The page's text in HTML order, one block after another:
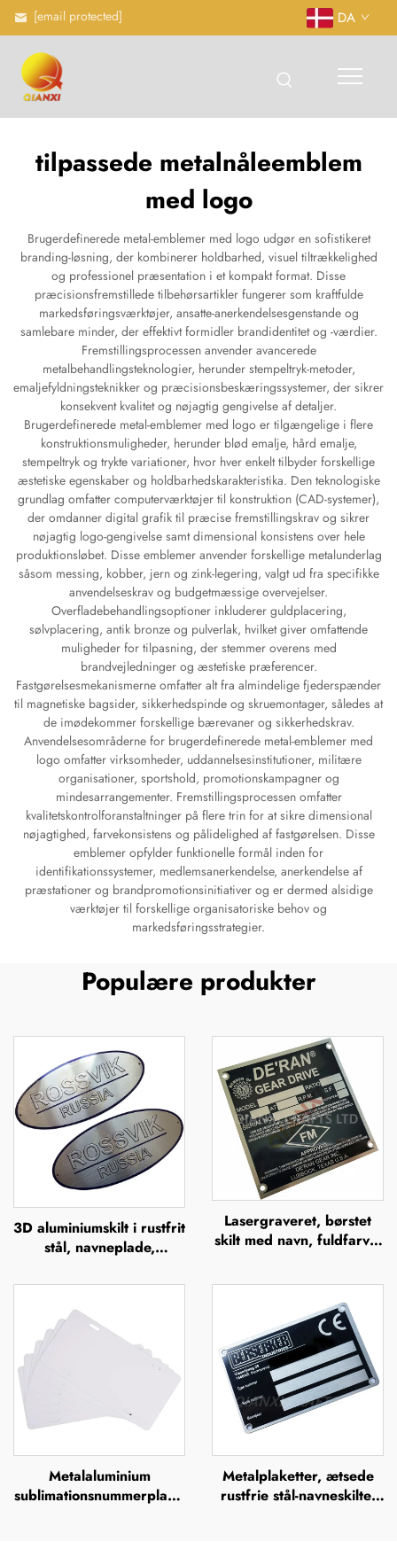
[email protected] DA
tilpassede metalnåleemblem
med logo
Brugerdefinerede metal-emblemer med logo udgør en sofistikeret
branding-løsning, der kombinerer holdbarhed, visuel tiltrækkelighed
og professionel præsentation i et kompakt format. Disse
præcisionsfremstillede tilbehørsartikler fungerer som kraftfulde
markedsføringsværktøjer, ansatte-anerkendelsesgenstande og
samlebare minder, der effektivt formidler brandidentitet og -værdier.
Fremstillingsprocessen anvender avancerede
metalbehandlingsteknologier, herunder stempeltryk-metoder,
emaljefyldningsteknikker og præcisionsbeskæringssystemer, der sikrer
konsekvent kvalitet og nøjagtig gengivelse af detaljer.
Brugerdefinerede metal-emblemer med logo er tilgængelige i flere
konstruktionsmuligheder, herunder blød emalje, hård emalje,
stempeltryk og trykte variationer, hvor hver enkelt tilbyder forskellige
æstetiske egenskaber og holdbarhedskarakteristika. Den teknologiske
grundlag omfatter computerværktøjer til konstruktion (CAD-systemer),
der omdanner digital grafik til præcise fremstillingskrav og sikrer
nøjagtig logo-gengivelse samt dimensional konsistens over hele
produktionsløbet. Disse emblemer anvender forskellige metalunderlag
såsom messing, kobber, jern og zink-legering, valgt ud fra specifikke
anvendelseskrav og budgetmæssige overvejelser.
Overfladebehandlingsoptioner inkluderer guldplacering,
sølvplacering, antik bronze og pulverlak, hvilket giver omfattende
muligheder for tilpasning, der stemmer overens med
brandvejledninger og æstetiske præferencer.
Fastgørelsesmekanismerne omfatter alt fra almindelige fjederspænder
til magnetiske bagsider, sikkerhedspinde og skruemontager, således at
de imødekommer forskellige bærevaner og sikkerhedskrav.
Anvendelsesområderne for brugerdefinerede metal-emblemer med
logo omfatter virksomheder, uddannelsesinstitutioner, militære
organisationer, sportshold, promotionskampagner og
mindesarrangementer. Fremstillingsprocessen omfatter
kvalitetskontrolforanstaltninger på flere trin for at sikre dimensional
nøjagtighed, farvekonsistens og pålidelighed af fastgørelsen. Disse
emblemer opfylder funktionelle formål inden for
identifikationssystemer, medlemsanerkendelse, anerkendelse af
præstationer og brandpromotionsinitiativer og er dermed alsidige
værktøjer til forskellige organisatoriske behov og
markedsføringsstrategier.
Populære produkter
3D aluminiumskilt i rustfrit
stål, navneplade,
metallogo, navneplader
Lasergraveret, børstet
skilt med navn, fuldfarvet
logo, metalnavneskilt
Metalaluminium
sublimationsnummerplade
Metalplaketter, ætsede
rustfrie stål-navneskilte,